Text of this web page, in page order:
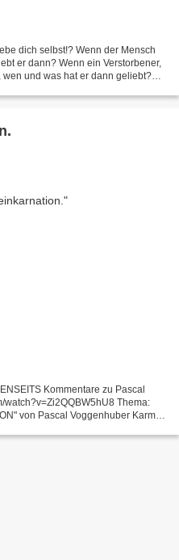
dich selbst!? Wenn der Mensch
er dann? Wenn ein Verstorbener,
und was hat er dann geliebt?
Kommentare zu Pascal
watch?v=Zi2QQBW5hU8 Thema:
von Pascal Voggenhuber Karma